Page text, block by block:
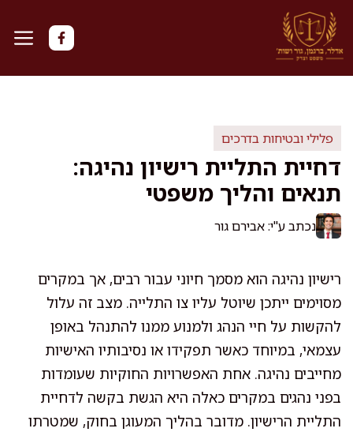
לדלג
לתוכן
פלילי ובטיחות בדרכים
דחיית התליית רישיון נהיגה:
תנאים והליך משפטי
נכתב ע"י: אבירם גור
רישיון נהיגה הוא מסמך חיוני עבור רבים, אך במקרים
מסוימים ייתכן שיוטל עליו צו התלייה. מצב זה עלול
להקשות על חיי הנהג ולמנוע ממנו להתנהל באופן
עצמאי, במיוחד כאשר תפקידו או נסיבותיו האישיות
מחייבים נהיגה. אחת האפשרויות החוקיות שעומדות
בפני נהגים במקרים כאלה היא הגשת בקשה לדחיית
התליית הרישיון. מדובר בהליך המעוגן בחוק, שמטרתו